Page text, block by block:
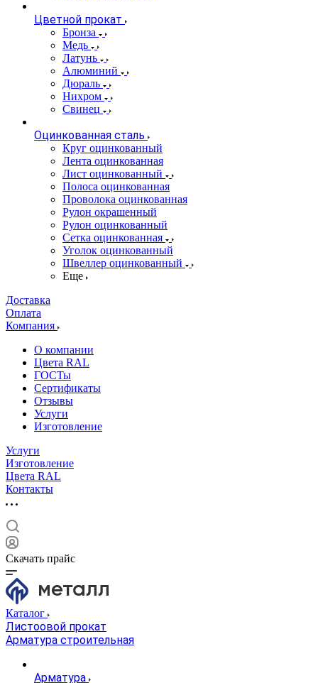
Цветной прокат
Бронза
Медь
Латунь
Алюминий
Дюраль
Нихром
Свинец
Оцинкованная сталь
Круг оцинкованный
Лента оцинкованная
Лист оцинкованный
Полоса оцинкованная
Проволока оцинкованная
Рулон окрашенный
Рулон оцинкованный
Сетка оцинкованная
Уголок оцинкованный
Швеллер оцинкованный
Еще
Доставка
Оплата
Компания
О компании
Цвета RAL
ГОСТы
Сертификаты
Отзывы
Услуги
Изготовление
Услуги
Изготовление
Цвета RAL
Контакты
Скачать прайс
Каталог
Листоовой прокат
Арматура строительная
Арматура